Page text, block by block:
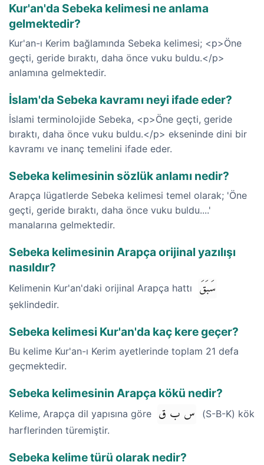
Kur'an'da Sebeka kelimesi ne anlama
gelmektedir?
Kur'an-ı Kerim bağlamında Sebeka kelimesi; <p>Öne
geçti, geride bıraktı, daha önce vuku buldu.</p>
anlamına gelmektedir.
İslam'da Sebeka kavramı neyi ifade eder?
İslami terminolojide Sebeka, <p>Öne geçti, geride
bıraktı, daha önce vuku buldu.</p> ekseninde dini bir
kavramı ve inanç temelini ifade eder.
Sebeka kelimesinin sözlük anlamı nedir?
Arapça lügatlerde Sebeka kelimesi temel olarak; 'Öne
geçti, geride bıraktı, daha önce vuku buldu....'
manalarına gelmektedir.
Sebeka kelimesinin Arapça orijinal yazılışı
nasıldır?
Kelimenin Kur'an'daki orijinal Arapça hattı سَبَقَ
şeklindedir.
Sebeka kelimesi Kur'an'da kaç kere geçer?
Bu kelime Kur'an-ı Kerim ayetlerinde toplam 21 defa
geçmektedir.
Sebeka kelimesinin Arapça kökü nedir?
Kelime, Arapça dil yapısına göre س ب ق
(S-B-K) kök
harflerinden türemiştir.
Sebeka kelime türü olarak nedir?